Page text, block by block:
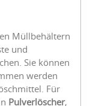
Müllbehältern
und
Sie können
werden
Für
Pulverlöscher,